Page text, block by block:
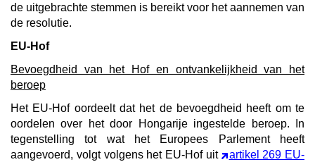
de uitgebrachte stemmen is bereikt voor het aannemen van
de resolutie.
EU-Hof
Bevoegdheid van het Hof en ontvankelijkheid van het
beroep
Het EU-Hof oordeelt dat het de bevoegdheid heeft om te
oordelen over het door Hongarije ingestelde beroep. In
tegenstelling tot wat het Europees Parlement heeft
aangevoerd, volgt volgens het EU-Hof uit
artikel 269 EU-